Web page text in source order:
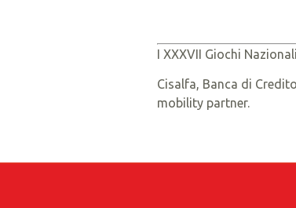
I XXXVII Giochi
Cisalfa, Banca di
mobility partner.